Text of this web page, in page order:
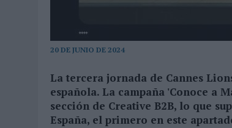
06/08/2026
20 DE JUNIO DE 2024
La tercera jornada de Cannes
española. La campaña 'Conoce a
sección de Creative B2B, lo que
España, el primero en este